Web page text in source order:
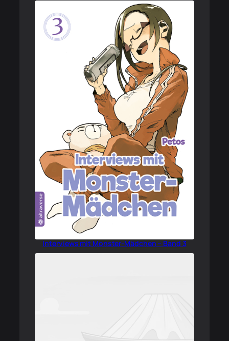
Interviews mit Monster-Mädchen – Band 3